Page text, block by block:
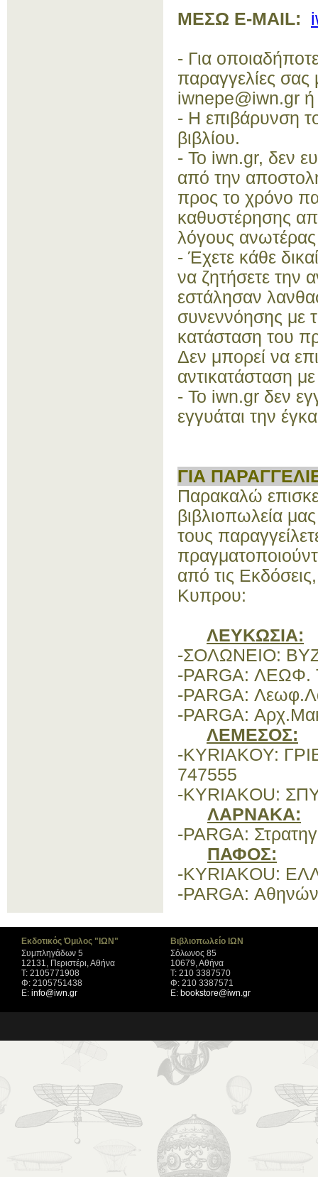
ΜΕΣΩ Ε-ΜΑΙL:
- Για
παραγγελίες σας
iwnepe@iwn.gr
- Η επιβάρυνση
βιβλίου.
- Το iwn.gr, δεν
από την
προς το χρόνο
καθυστέρησης
λόγους ανωτέρας
- Έχετε κάθε
να ζητήσετε την
εστάλησαν
συνεννόησης με
κατάσταση του
Δεν μπορεί να
αντικατάσταση
- Το iwn.gr δεν
εγγυάται την
ΓΙΑ
Παρακαλώ
βιβλιοπωλεία
τους
από τις
Κυπρου:
ΛΕΥΚΩΣΙΑ:
-ΣΟΛΩΝΕΙΟ:
-PARGA: ΛΕΩΦ.
-PARGA:
-PARGA:
ΛΕΜΕΣΟΣ:
-KYRIAKOY:
747555
-KYRIAKOU:
ΛΑΡΝΑΚΑ:
-PARGA:
ΠΑΦΟΣ:
-KYRIAKOU:
-PARGA:
Εκδοτικός Όμιλος "ΙΩΝ"
Συμπληγάδων 5
12131, Περιστέρι, Αθήνα
Τ: 2105771908
Φ: 2105751438
Ε: info@iwn.gr
Βιβλιοπωλείο ΙΩΝ
Σόλωνος 85
10679, Αθήνα
Τ: 210 3387570
Φ: 210 3387571
Ε: bookstore@iwn.gr